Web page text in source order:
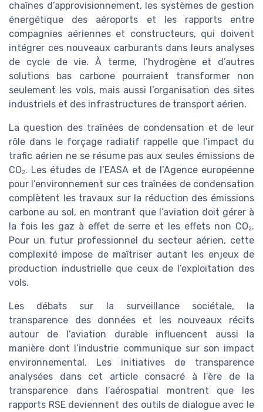
chaînes d’approvisionnement, les systèmes de gestion
énergétique des aéroports et les rapports entre
compagnies aériennes et constructeurs, qui doivent
intégrer ces nouveaux carburants dans leurs analyses
de cycle de vie. À terme, l’hydrogène et d’autres
solutions bas carbone pourraient transformer non
seulement les vols, mais aussi l’organisation des sites
industriels et des infrastructures de transport aérien.
La question des traînées de condensation et de leur
rôle dans le forçage radiatif rappelle que l’impact du
trafic aérien ne se résume pas aux seules émissions de
CO₂. Les études de l’EASA et de l’Agence européenne
pour l’environnement sur ces traînées de condensation
complètent les travaux sur la réduction des émissions
carbone au sol, en montrant que l’aviation doit gérer à
la fois les gaz à effet de serre et les effets non CO₂.
Pour un futur professionnel du secteur aérien, cette
complexité impose de maîtriser autant les enjeux de
production industrielle que ceux de l’exploitation des
vols.
Les débats sur la surveillance sociétale, la
transparence des données et les nouveaux récits
autour de l’aviation durable influencent aussi la
manière dont l’industrie communique sur son impact
environnemental. Les initiatives de transparence
analysées dans cet article consacré à l’ère de la
transparence dans l’aérospatial montrent que les
rapports RSE deviennent des outils de dialogue avec le